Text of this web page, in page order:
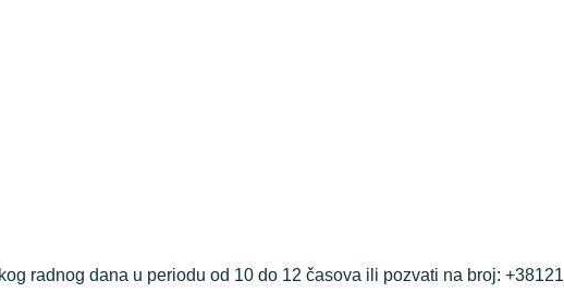
radnog dana u periodu od 10 do 12 časova ili pozvati na broj: +38121